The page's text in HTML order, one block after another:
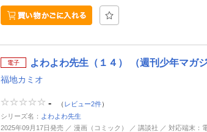
電子 よわよわ先生（１４） （週刊少年マガ
福地カミオ
- （ レビュー2件）
シリーズ名： よわよわ先生
2025年09月17日発売 ／ 漫画（コミック） ／ 講談社 ／ 対応端末：